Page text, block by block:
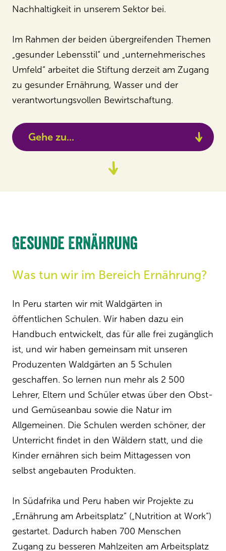
Nachhaltigkeit in unserem Sektor bei.
Im Rahmen der beiden übergreifenden Themen
„gesunder Lebensstil“ und „unternehmerisches
Umfeld“ arbeitet die Stiftung derzeit am Zugang
zu gesunder Ernährung, Wasser und der
verantwortungsvollen Bewirtschaftung.
Gehe zu...
Gesunde Ernährung
Was tun wir im Bereich Ernährung?
In Peru starten wir mit Waldgärten in
öffentlichen Schulen. Wir haben dazu ein
Handbuch entwickelt, das für alle frei zugänglich
ist, und wir haben gemeinsam mit unseren
Produzenten Waldgärten an 5 Schulen
geschaffen. So lernen nun mehr als 2 500
Lehrer, Eltern und Schüler etwas über den Obst-
und Gemüseanbau sowie die Natur im
Allgemeinen. Die Schulen werden schöner, der
Unterricht findet in den Wäldern statt, und die
Kinder ernähren sich beim Mittagessen von
selbst angebauten Produkten.
In Südafrika und Peru haben wir Projekte zu
„Ernährung am Arbeitsplatz“ („Nutrition at Work“)
gestartet. Dadurch haben 700 Menschen
Zugang zu besseren Mahlzeiten am Arbeitsplatz